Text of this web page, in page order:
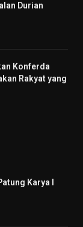
Durian
Konferda
Rakyat yang
Karya I